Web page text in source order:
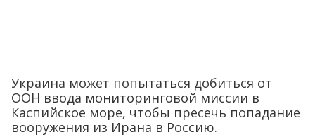
Украина может попытаться добиться от
ООН ввода мониторинговой миссии в
Каспийское море, чтобы пресечь попадание
вооружения из Ирана в Россию.